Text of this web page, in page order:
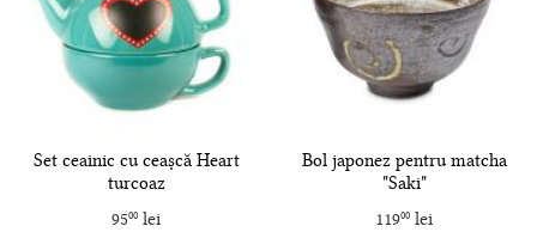
Set ceainic cu ceașcă Heart
turcoaz
9500lei
Bol japonez pentru matcha
"Saki"
11900 lei